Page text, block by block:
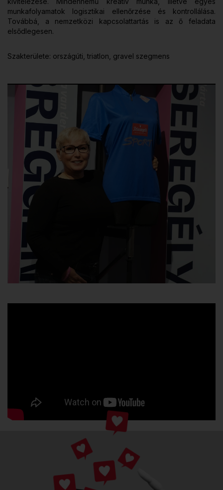
munkafolyamatok logisztikai ellenőrzése és kontrollálása.
Továbbá, a nemzetközi kapcsolattartás is az ő feladata
elsődlegesen.
Szakterülete: országúti, triatlon, gravel szegmens